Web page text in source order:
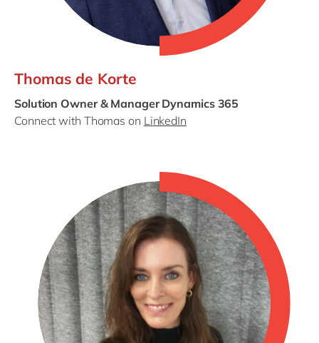
Thomas de Korte
Solution Owner & Manager Dynamics 365
Connect with Thomas on LinkedIn